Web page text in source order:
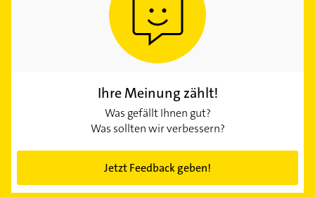
Ihre Meinung zählt!
Was gefällt Ihnen gut?
Was sollten wir verbessern?
Jetzt Feedback geben!